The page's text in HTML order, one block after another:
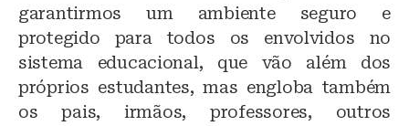
garantirmos um ambiente seguro e
protegido para todos os envolvidos no
sistema educacional, que vão além dos
próprios estudantes, mas engloba também
os pais, irmãos, professores, outros